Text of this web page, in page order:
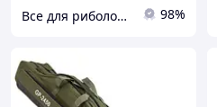
Все для риболовлі 98%